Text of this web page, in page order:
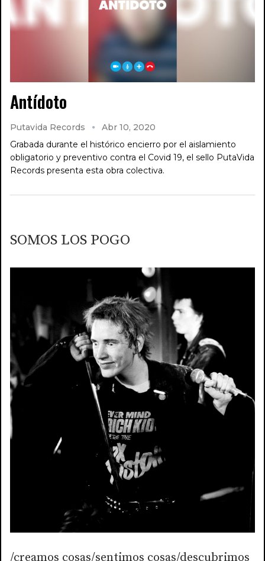
Antídoto
Putavida Records
Abr 10, 2020
Grabada durante el histórico encierro por el aislamiento
obligatorio y preventivo contra el Covid 19, el sello PutaVida
Records presenta esta obra colectiva.
SOMOS LOS POGO
/creamos cosas/sentimos cosas/descubrimos